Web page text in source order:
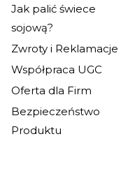
Jak palić świece
sojową?
Zwroty i Reklamacje
Współpraca UGC
Oferta dla Firm
Bezpieczeństwo
Produktu